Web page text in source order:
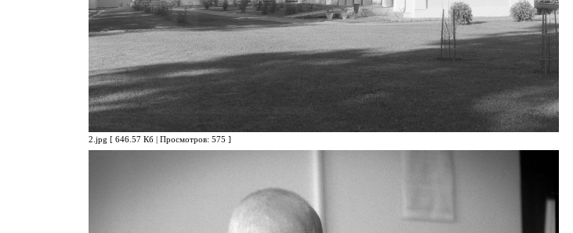
2.jpg [ 646.57 Кб | Просмотров: 575 ]